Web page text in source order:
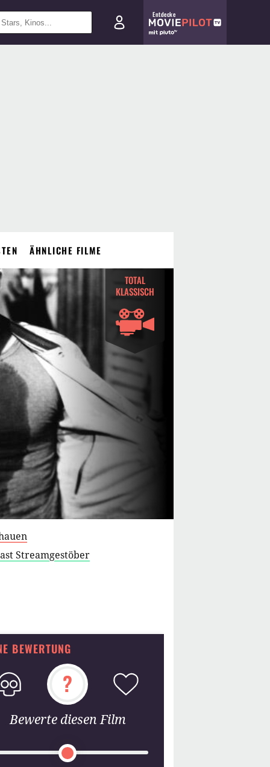
Entdecke
ÄHNLICHE FILME
TOTAL
KLASSISCH
Streamgestöber
BEWERTUNG
?
Bewerte diesen Film